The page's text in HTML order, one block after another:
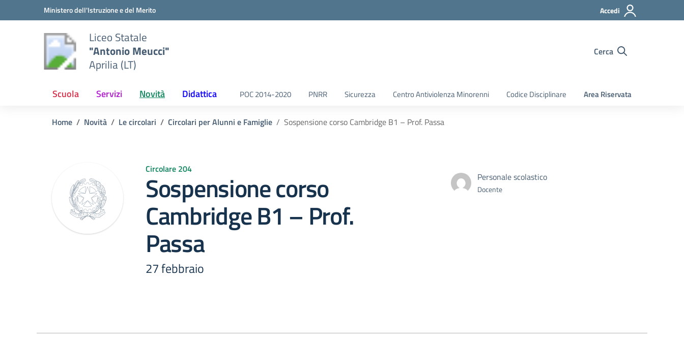
Vai ai contenuti
Vai al menu di navigazioneMinistero dell'Istruzione e del Merito Accedi
Liceo Statale
"Antonio Meucci"
Aprilia (LT)
Cerca
Scuola Servizi Novità Didattica POC 2014-2020 PNRR Sicurezza Centro Antiviolenza Minorenni Codice Disciplinare Area Riservata
Home Novità Le circolari Circolari per Alunni e Famiglie Sospensione corso Cambridge B1 – Prof. Passa
Circolare 204
Sospensione corso
Cambridge B1 – Prof.
Passa
27 febbraio
Personale scolastico
Docente